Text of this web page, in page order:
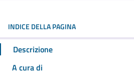
INDICE DELLA PAGINA
Descrizione
A cura di